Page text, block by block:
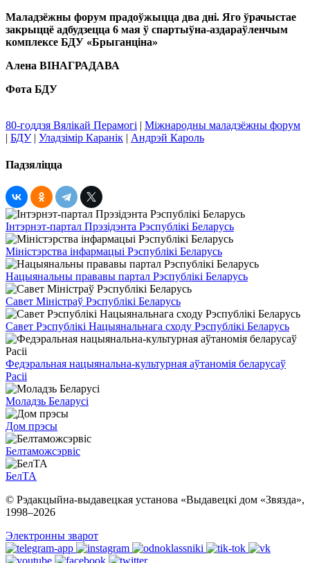
Маладзёжны форум прадоўжыцца два дні. Яго ўрачыстае
закрыццё адбудзецца 6 мая ў спартыўна-аздараўленчым
комплексе БДУ «Брыганціна»
Алена ВІНАГРАДАВА
Фота БДУ
80-годдзя Вялікай Перамогі | Міжнародны маладзёжны форум
| БДУ | Уладзімір Каранік | Андрэй Кароль
Падзяліцца
Інтэрнэт-партал Прэзідэнта Рэспублікі Беларусь
Міністэрства інфармацыі Рэспублікі Беларусь
Нацыянальны прававы партал Рэспублікі Беларусь
Савет Міністраў Рэспублікі Беларусь
Савет Рэспублікі Нацыянальнага сходу Рэспублікі Беларусь
Федэральная нацыянальна-культурная аўтаномія беларусаў
Расіі
Моладзь Беларусі
Дом прэсы
Белтаможсэрвіс
БелТА
© Рэдакцыйна-выдавецкая установа «Выдавецкі дом «Звязда»,
1998–2026
Электронны зварот